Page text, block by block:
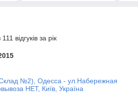
відгуків за рік
№2), Одесса - ул.Набережная
НЕТ, Київ, Україна